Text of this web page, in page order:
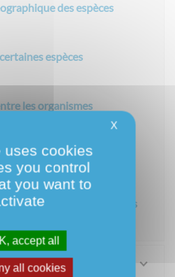
des espèces
espèces
les organismes
invasives
nuisibles et de maladies
X
uses cookies
you control
you want to
accept all
all cookies